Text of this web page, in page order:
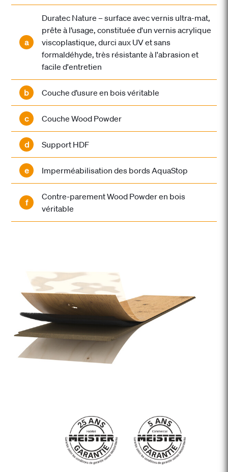
a
Duratec Nature – surface avec vernis ultra-mat,
prête à l’usage, constituée d'un vernis acrylique
viscoplastique, durci aux UV et sans
formaldéhyde, très résistante à l'abrasion et
facile d'entretien
b Couche d’usure en bois véritable
c Couche Wood Powder
d Support HDF
e Imperméabilisation des bords AquaStop
f
Contre-parement Wood Powder en bois
véritable